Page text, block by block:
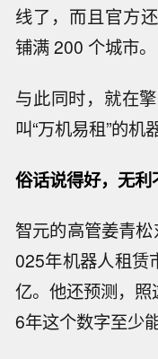
线了，而且官方
铺满 200 个城市。
与此同时，就在
叫“万机易租”的机
俗话说得好，无利
智元的高管姜青
025年机器人租赁
亿。他还预测，
6年这个数字至少